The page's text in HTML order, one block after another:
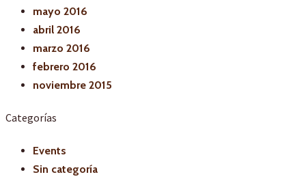
mayo 2016
abril 2016
marzo 2016
febrero 2016
noviembre 2015
Categorías
Events
Sin categoría